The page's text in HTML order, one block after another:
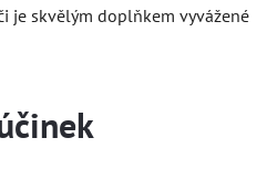
je skvělým doplňkem vyvážené